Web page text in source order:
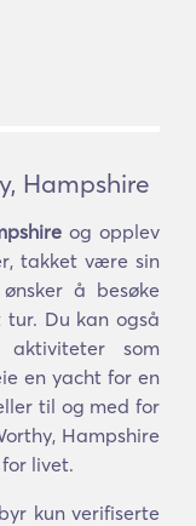
Hampshire
og opplev
takket være sin
å besøke
Du kan også
som
en yacht for en
til og med for
Hampshire
livet.
kun verifiserte